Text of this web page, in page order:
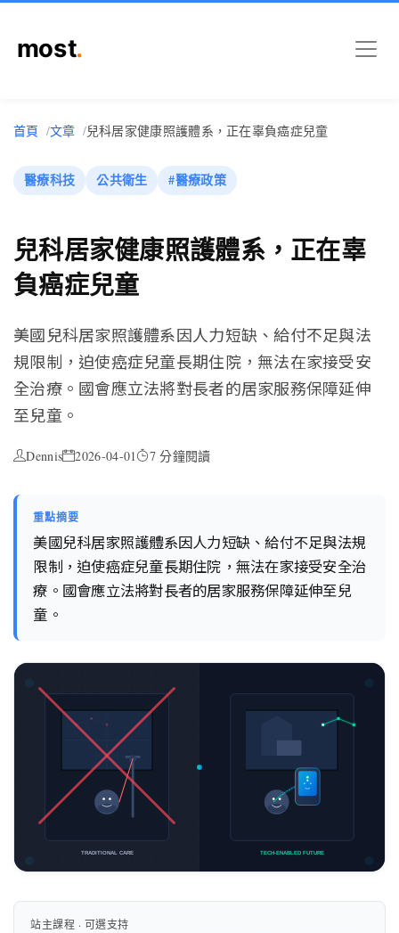
首頁 文章 兒科居家健康照護體系，正在辜負癌症兒童
醫療科技 公共衛生 #醫療政策
兒科居家健康照護體系，正在辜
負癌症兒童
美國兒科居家照護體系因人力短缺、給付不足與法
規限制，迫使癌症兒童長期住院，無法在家接受安
全治療。國會應立法將對長者的居家服務保障延伸
至兒童。
Dennis 2026-04-01 7 分鐘閱讀
重點摘要
美國兒科居家照護體系因人力短缺、給付不足與法規
限制，迫使癌症兒童長期住院，無法在家接受安全治
療。國會應立法將對長者的居家服務保障延伸至兒
童。
站主課程 · 可選支持